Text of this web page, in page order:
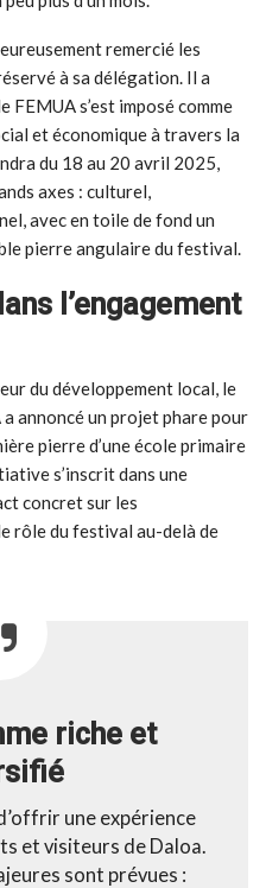
remercié les
à sa délégation. Il a
FEMUA s’est imposé comme
et économique à travers la
du 18 au 20 avril 2025,
axes : culturel,
avec en toile de fond un
pierre angulaire du festival.
l’engagement
du développement local, le
annoncé un projet phare pour
pierre d’une école primaire
s’inscrit dans une
concret sur les
rôle du festival au-delà de
riche et
une expérience
et visiteurs de Daloa.
sont prévues :